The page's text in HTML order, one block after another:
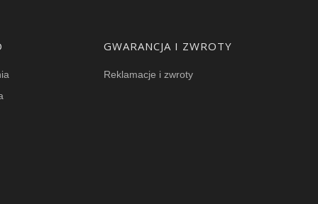
GWARANCJA I ZWROTY
Reklamacje i zwroty